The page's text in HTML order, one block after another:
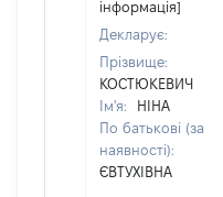
інформація]
Декларує:
Прізвище:
КОСТЮКЕВИЧ
Ім'я:
НІНА
По батькові (за
наявності):
ЄВТУХІВНА